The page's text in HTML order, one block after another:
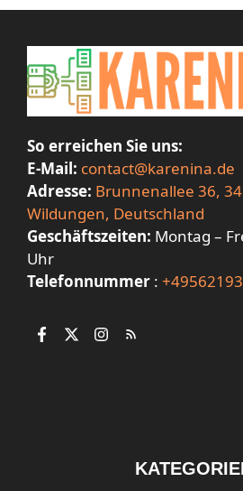
So erreichen Sie uns:
E-Mail: contact@karenina.de
Adresse: Brunnenallee 36,
Wildungen, Deutschland
Geschäftszeiten: Montag –
Uhr
Telefonnummer :